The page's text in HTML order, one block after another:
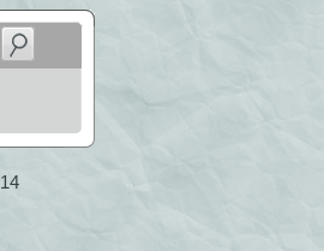
14